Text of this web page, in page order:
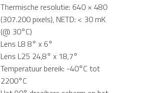
Thermische resolutie: 640 × 480
(307.200 pixels), NETD: < 30 mK
(@ 30°C)
Lens L8 8° x 6°
Lens L25 24,8° x 18,7°
Temperatuur bereik: -40°C tot
2200°C